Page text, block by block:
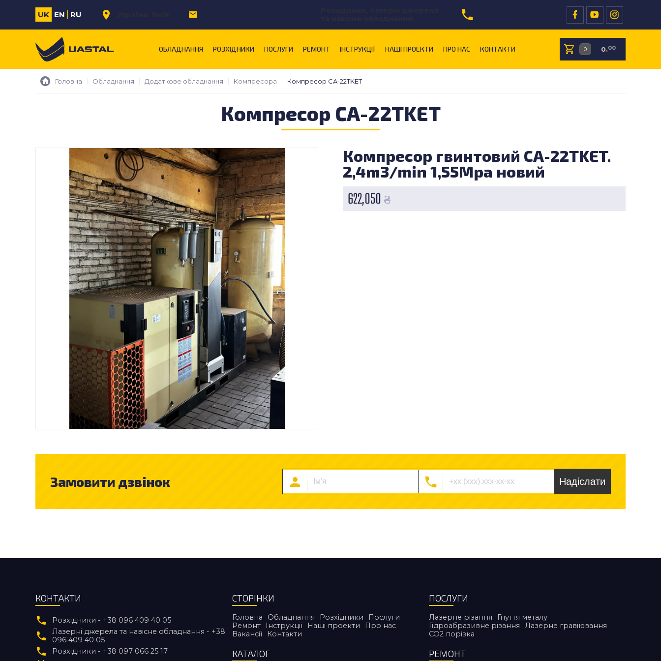
UK EN RU
ОБЛАДНАННЯ РОЗХІДНИКИ ПОСЛУГИ РЕМОНТ ІНСТРУКЦІЇ НАШІ ПРОЕКТИ ПРО НАС КОНТАКТИ 0.00
Головна Обладнання Додаткове обладнання Компресора Компресор CA-22TKET
Компресор CA-22TKET
Компресор гвинтовий CA-22TKET.
2,4m3/min 1,55Mpa новий
622,050
Замовити дзвінок Надіслати
КОНТАКТИ
Розхідники - +38 096 409 40 05
Лазерні джерела та навісне обладнання - +38
096 409 40 05
Розхідники - +38 097 066 25 17
СТОРІНКИ
Головна Обладнання Розхідники
Послуги
Ремонт
Інструкції Наші проекти
Про нас
Вакансії
Контакти
КАТАЛОГ
ПОСЛУГИ
Лазерне різання
Гнуття металу
Гідроабразивне різання
Лазерне гравіювання
CO2 порiзка
РЕМОНТ